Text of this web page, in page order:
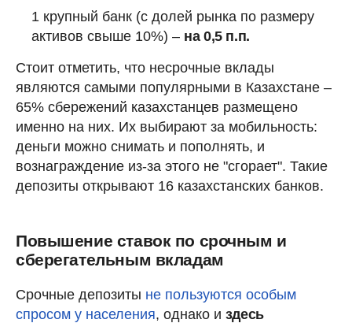
1 крупный банк (с долей рынка по размеру
активов свыше 10%) – на 0,5 п.п.
Стоит отметить, что несрочные вклады
являются самыми популярными в Казахстане –
65% сбережений казахстанцев размещено
именно на них. Их выбирают за мобильность:
деньги можно снимать и пополнять, и
вознаграждение из-за этого не "сгорает". Такие
депозиты открывают 16 казахстанских банков.
Повышение ставок по срочным и
сберегательным вкладам
Срочные депозиты не пользуются особым
спросом у населения, однако и здесь